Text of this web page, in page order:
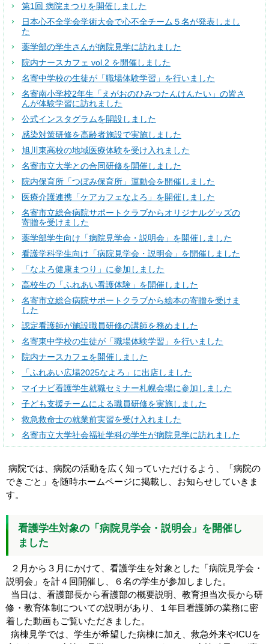
第1回 病院まつりを開催しました
日本心不全学会学術大会で心不全チーム５名が発表しまし
た
薬学部の学生さんが病院見学に訪れました
院内ナースカフェ vol.2 を開催しました
名寄中学校の生徒が「職場体験学習」を行いました
名寄南小学校2年生「えがおのひみつたんけんたい」の皆さ
んが体験学習に訪れました
公式インスタグラムを開設しました
感染対策研修を高齢者施設で実施しました
旭川東高校の地域医療体験を受け入れました
名寄市立大学との合同研修を開催しました
院内保育所「つぼみ保育所」運動会を開催しました
医療介護連携「ケアカフェなよろ」を開催しました
名寄市立総合病院サポートクラブからオリジナルグッズの
寄贈を受けました
薬学部学生向け「病院見学会・説明会」を開催しました
看護学科学生向け「病院見学会・説明会」を開催しました
「なよろ健康まつり」に参加しました
高校生の「ふれあい看護体験」を開催しました
名寄市立総合病院サポートクラブから絵本の寄贈を受けま
した
認定看護師が施設職員研修の講師を務めました
名寄東中学校の生徒が「職場体験学習」を行いました
院内ナースカフェを開催しました
「ふれあい広場2025なよろ」に出店しました
マイナビ看護学生就職セミナー札幌会場に参加しました
子ども支援チームによる職員研修を実施しました
救急救命士の就業前実習を受け入れました
名寄市立大学社会福祉学科の学生が病院見学に訪れました
病院では、病院の活動を広く知っていただけるよう、「病院の
できごと」を随時ホームページに掲載し、お知らせしていきま
す。
看護学生対象の「病院見学会・説明会」を開催し
ました
２月から３月にかけて、看護学生を対象とした「病院見学会・
説明会」を計４回開催し、６名の学生が参加しました。
当日は、看護部長から看護部の概要説明、教育担当次長から研
修・教育体制についての説明があり、１年目看護師の業務に密
着した動画もご覧いただきました。
病棟見学では、学生が希望した病棟に加え、救急外来やICUを